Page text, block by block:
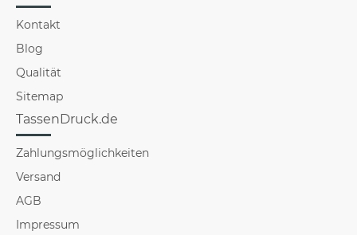
Kontakt
Blog
Qualität
Sitemap
TassenDruck.de
Zahlungsmöglichkeiten
Versand
AGB
Impressum